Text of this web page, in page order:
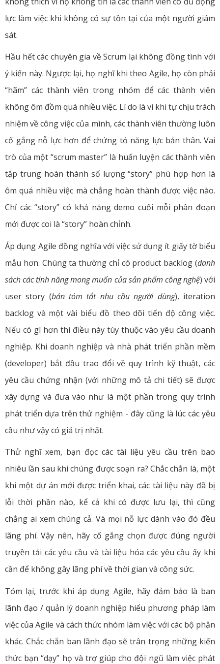
lực làm việc khi không có sự tồn tại của một người giám
sát.
Hầu hết các chuyên gia về Scrum lại không đồng tình với
ý kiến này. Ngược lại, họ nghĩ khi theo Agile, họ còn phải
“hãm” các thành viên trong nhóm để các thành viên
không ôm đồm quá nhiều việc. Lí do là vì khi tự chịu trách
nhiệm về công việc của mình, các thành viên thường luôn
cố gắng nỗ lực hơn để chứng tỏ năng lực bản thân. Vai
trò của một “scrum master” là huấn luyện các thành viên
tập trung hoàn thành số lượng “story” phù hợp hơn là
ôm quá nhiều việc mà chẳng hoàn thành được việc nào.
Chỉ các “story” có khả năng demo cuối mỗi phân đoạn
mới được coi là “story” hoàn chỉnh.
Áp dụng Agile đồng nghĩa với việc sử dụng ít giấy tờ biểu
mẫu hơn. Chúng ta thường chỉ có product backlog (danh
sách các tính năng mong muốn của sản phẩm công nghệ) với
user story (bản tóm tắt nhu cầu người dùng), iteration
backlog và một vài biểu đồ theo dõi tiến độ công việc.
Nếu có gì hơn thì điều này tùy thuộc vào yêu cầu doanh
nghiệp. Khi doanh nghiệp và nhà phát triển phần mềm
(developer) bắt đầu trao đổi về quy trình kỹ thuật, các
yêu cầu chứng nhận (với những mô tả chi tiết) sẽ được
xây dựng và đưa vào như là một phần trong quy trình
phát triển dựa trên thử nghiệm - đây cũng là lúc các yêu
cầu như vậy có giá trị nhất.
Thử nghĩ xem, bạn đọc các tài liệu yêu cầu trên bao
nhiêu lần sau khi chúng được soạn ra? Chắc chắn là, một
khi một dự án mới được triển khai, các tài liệu này đã bị
lỗi thời phần nào, kể cả khi có được lưu lại, thì cũng
chẳng ai xem chúng cả. Và mọi nỗ lực dành vào đó đều
lãng phí. Vậy nên, hãy cố gắng chọn được đúng người
truyền tải các yêu cầu và tài liệu hóa các yêu cầu ấy khi
cần để không gây lãng phí về thời gian và công sức.
Tóm lại, trước khi áp dụng Agile, hãy đảm bảo là ban
lãnh đạo / quản lý doanh nghiệp hiểu phương pháp làm
việc của Agile và cách thức nhóm làm việc với các bộ phận
khác. Chắc chắn ban lãnh đạo sẽ trân trọng những kiến
thức bạn “dạy” họ và trợ giúp cho đội ngũ làm việc phát